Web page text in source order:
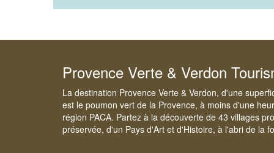
Provence Verte & Verdon
La destination Provence Verte & Verdon, d'une
est le poumon vert de la Provence, à moins d'une
région PACA. Partez à la découverte de 43 villages
préservée, d'un Pays d'Art et d'Histoire, à l'abri de la